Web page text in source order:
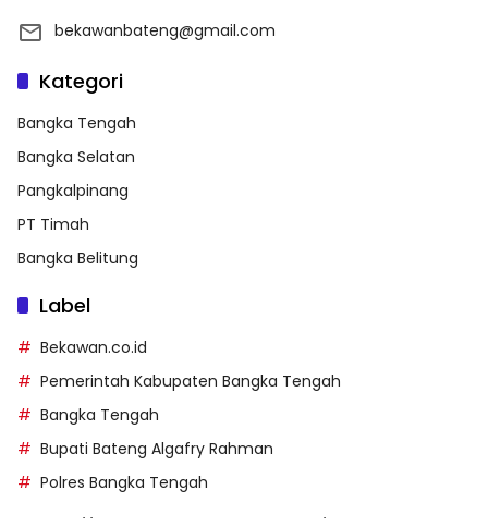
bekawanbateng@gmail.com
Kategori
Bangka Tengah
Bangka Selatan
Pangkalpinang
PT Timah
Bangka Belitung
Label
Bekawan.co.id
Pemerintah Kabupaten Bangka Tengah
Bangka Tengah
Bupati Bateng Algafry Rahman
Polres Bangka Tengah